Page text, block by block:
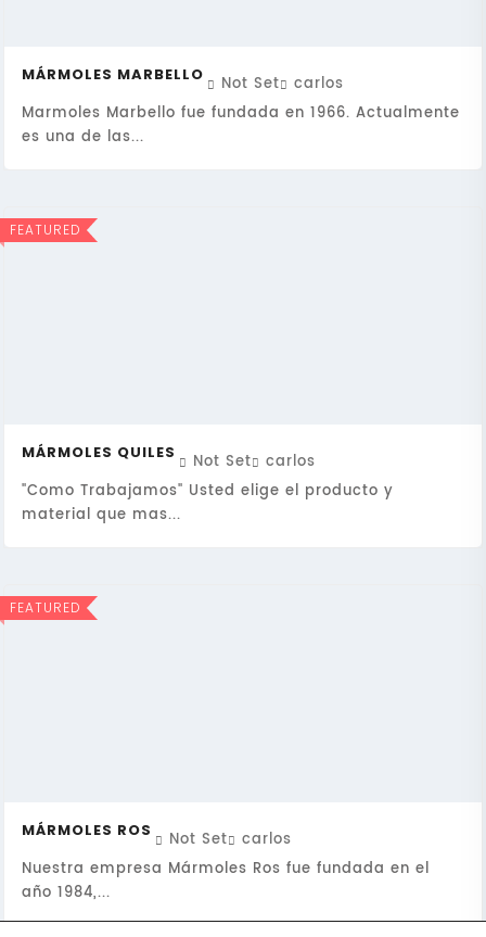
MÁRMOLES MARBELLO Not Set
carlos
Marmoles Marbello fue fundada en 1966. Actualmente
es una de las...
FEATURED
MÁRMOLES QUILES Not Set
carlos
"Como Trabajamos" Usted elige el producto y
material que mas...
FEATURED
MÁRMOLES ROS Not Set
carlos
Nuestra empresa Mármoles Ros fue fundada en el
año 1984,...